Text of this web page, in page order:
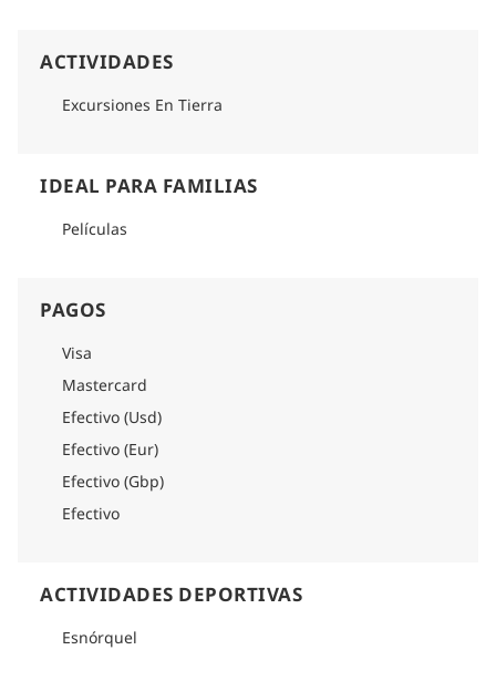
ACTIVIDADES
Excursiones En Tierra
IDEAL PARA FAMILIAS
Películas
PAGOS
Visa
Mastercard
Efectivo (Usd)
Efectivo (Eur)
Efectivo (Gbp)
Efectivo
ACTIVIDADES DEPORTIVAS
Esnórquel